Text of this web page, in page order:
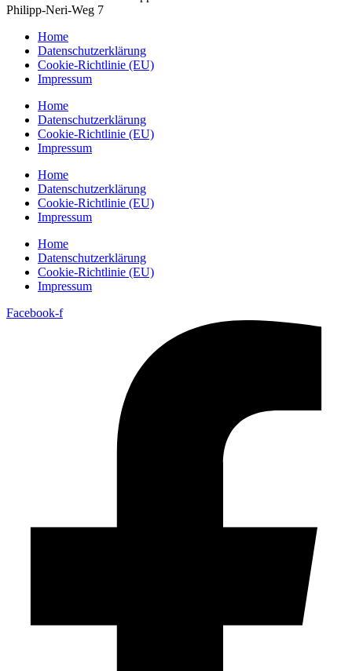
Philipp-Neri-Weg 7
Home
Datenschutzerklärung
Cookie-Richtlinie (EU)
Impressum
Home
Datenschutzerklärung
Cookie-Richtlinie (EU)
Impressum
Home
Datenschutzerklärung
Cookie-Richtlinie (EU)
Impressum
Home
Datenschutzerklärung
Cookie-Richtlinie (EU)
Impressum
Facebook-f